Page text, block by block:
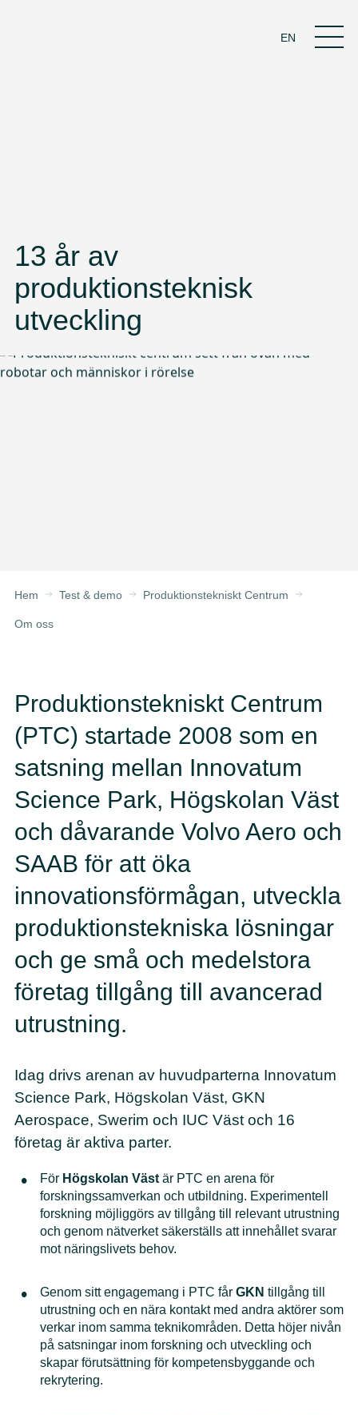
EN
13 år av
produktionsteknisk
utveckling
Hem Test & demo Produktionstekniskt Centrum
Om oss
Produktionstekniskt Centrum
(PTC) startade 2008 som en
satsning mellan Innovatum
Science Park, Högskolan Väst
och dåvarande Volvo Aero och
SAAB för att öka
innovationsförmågan, utveckla
produktionstekniska lösningar
och ge små och medelstora
företag tillgång till avancerad
utrustning.
Idag drivs arenan av huvudparterna Innovatum
Science Park, Högskolan Väst, GKN
Aerospace, Swerim och IUC Väst och 16
företag är aktiva parter.
För Högskolan Väst är PTC en arena för
forskningssamverkan och utbildning. Experimentell
forskning möjliggörs av tillgång till relevant utrustning
och genom nätverket säkerställs att innehållet svarar
mot näringslivets behov.
Genom sitt engagemang i PTC får GKN tillgång till
utrustning och en nära kontakt med andra aktörer som
verkar inom samma teknikområden. Detta höjer nivån
på satsningar inom forskning och utveckling och
skapar förutsättning för kompetensbyggande och
rekrytering.